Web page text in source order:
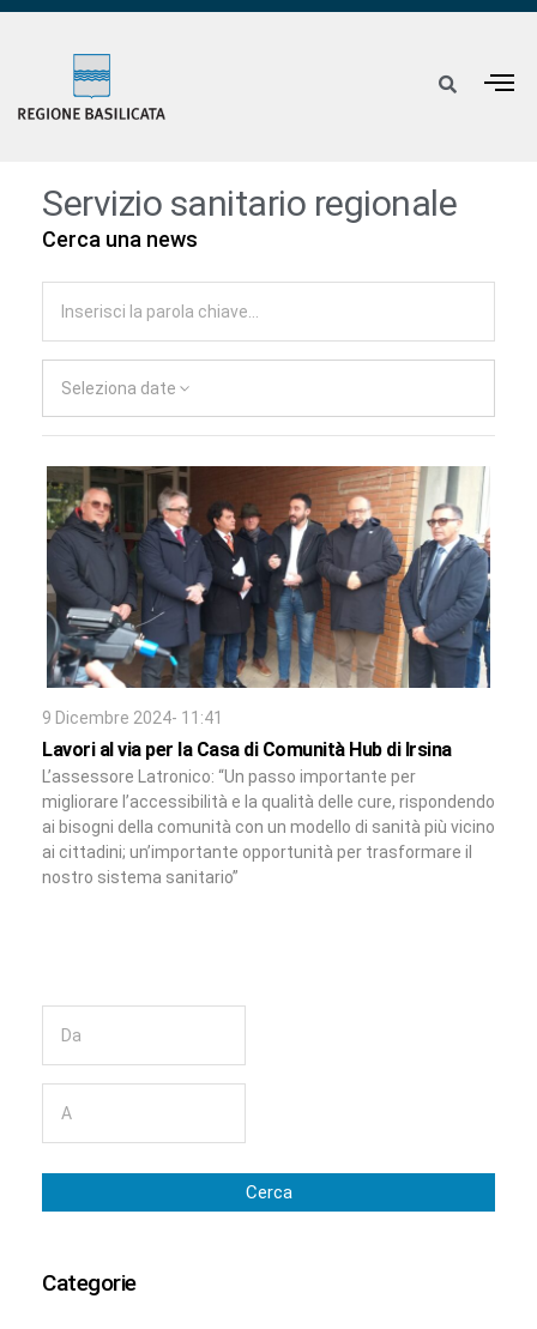
Servizio sanitario regionale
Cerca una news
Seleziona date
9 Dicembre 2024- 11:41
Lavori al via per la Casa di Comunità Hub di Irsina
L’assessore Latronico: “Un passo importante per
migliorare l’accessibilità e la qualità delle cure, rispondendo
ai bisogni della comunità con un modello di sanità più vicino
ai cittadini; un’importante opportunità per trasformare il
nostro sistema sanitario”
Cerca
Categorie